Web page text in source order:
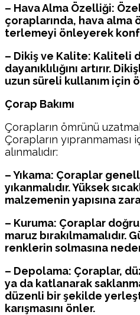
– Hava Alma Özelliği:
çoraplarında, hava alma
terlemeyi önleyerek
– Dikiş ve Kalite: Kaliteli
dayanıklılığını artırır.
uzun süreli kullanım için
Çorap Bakımı
Çorapların ömrünü
Çorapların
alınmalıdır:
– Yıkama: Çoraplar
yıkanmalıdır. Yüksek
malzemenin yapısına
– Kuruma: Çoraplar
maruz bırakılmamalıdır.
renklerin solmasına
– Depolama: Çoraplar,
ya da katlanarak
düzenli bir şekilde
karışmasını önler.